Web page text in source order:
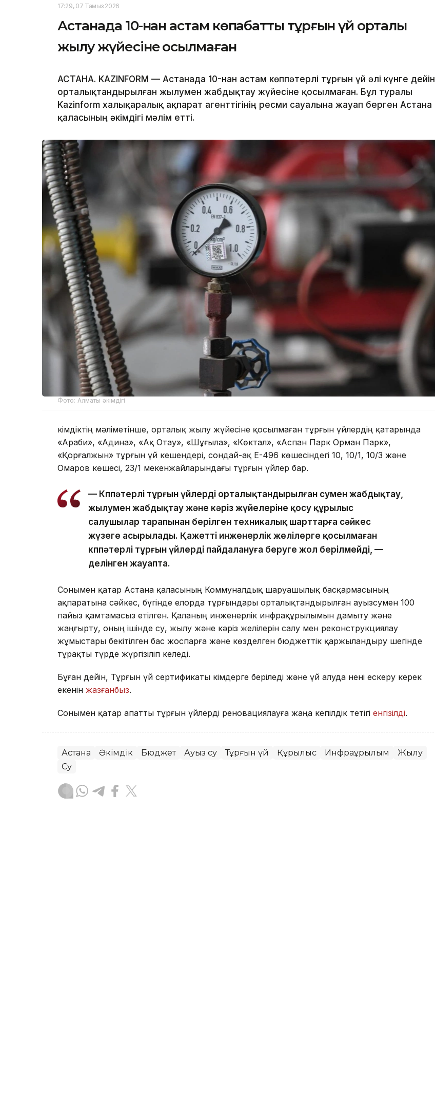
17:29, 07 Тамыз 2026
Астанада 10-нан астам көпқабатты тұрғын үй орталық
жылу жүйесіне қосылмаған
АСТАНА. KAZINFORM — Астанада 10-нан астам көппәтерлі тұрғын үй әлі күнге дейін
орталықтандырылған жылумен жабдықтау жүйесіне қосылмаған. Бұл туралы
Kazinform халықаралық ақпарат агенттігінің ресми сауалына жауап берген Астана
қаласының әкімдігі мәлім етті.
Фото: Алматы әкімдігі
Әкімдіктің мәліметінше, орталық жылу жүйесіне қосылмаған тұрғын үйлердің қатарында
«Араби», «Адина», «Ақ Отау», «Шұғыла», «Көктал», «Аспан Парк Орман Парк»,
«Қорғалжын» тұрғын үй кешендері, сондай-ақ Е-496 көшесіндегі 10, 10/1, 10/3 және
Омаров көшесі, 23/1 мекенжайларындағы тұрғын үйлер бар.
— Көппәтерлі тұрғын үйлерді орталықтандырылған сумен жабдықтау,
жылумен жабдықтау және кәріз жүйелеріне қосу құрылыс
салушылар тарапынан берілген техникалық шарттарға сәйкес
жүзеге асырылады. Қажетті инженерлік желілерге қосылмаған
көппәтерлі тұрғын үйлерді пайдалануға беруге жол берілмейді, —
делінген жауапта.
Сонымен қатар Астана қаласының Коммуналдық шаруашылық басқармасының
ақпаратына сәйкес, бүгінде елорда тұрғындары орталықтандырылған ауызсумен 100
пайыз қамтамасыз етілген. Қаланың инженерлік инфрақұрылымын дамыту және
жаңғырту, оның ішінде су, жылу және кәріз желілерін салу мен реконструкциялау
жұмыстары бекітілген бас жоспарға және көзделген бюджеттік қаржыландыру шегінде
тұрақты түрде жүргізіліп келеді.
Бұған дейін, Тұрғын үй сертификаты кімдерге беріледі және үй алуда нені ескеру керек
екенін жазғанбыз.
Сонымен қатар апатты тұрғын үйлерді реновациялауға жаңа кепілдік тетігі енгізілді.
Астана Әкімдік Бюджет Ауыз су Тұрғын үй Құрылыс Инфрақұрылым
Жылу
Су